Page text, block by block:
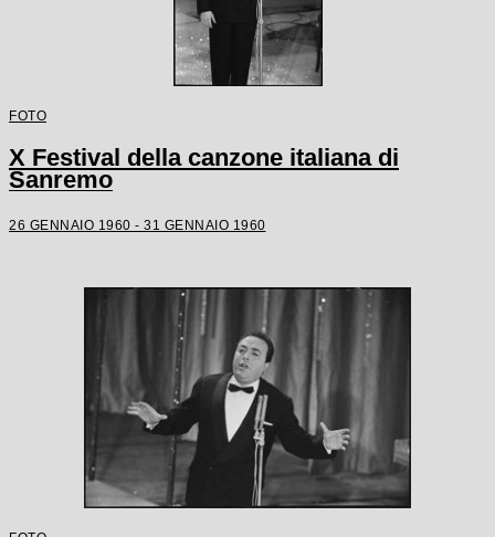
FOTO
X Festival della canzone italiana di
Sanremo
26 GENNAIO 1960 - 31 GENNAIO 1960